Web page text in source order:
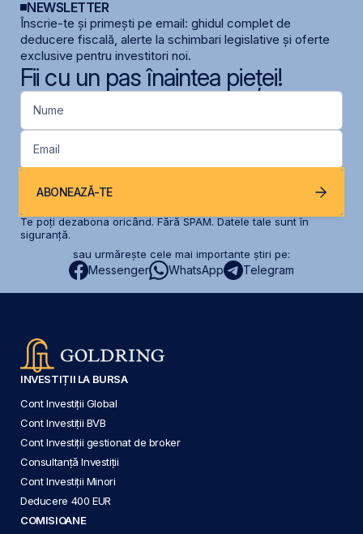
NEWSLETTER
Înscrie-te și primești pe email: ghidul complet de
deducere fiscală, alerte la schimbari legislative și oferte
exclusive pentru investitori noi.
Fii cu un pas înaintea pieței!
Nume
Email
ABONEAZĂ-TE
Te poți dezabona oricând. Fără SPAM. Datele tale sunt în
siguranță.
sau urmărește cele mai importante știri pe:
Messenger WhatsApp Telegram
INVESTIȚII LA BURSA
Cont Investiții Global
Cont Investiții BVB
Cont Investiții gestionat de broker
Consultanță Investiții
Cont Investiții Minori
Deducere 400 EUR
COMISIOANE